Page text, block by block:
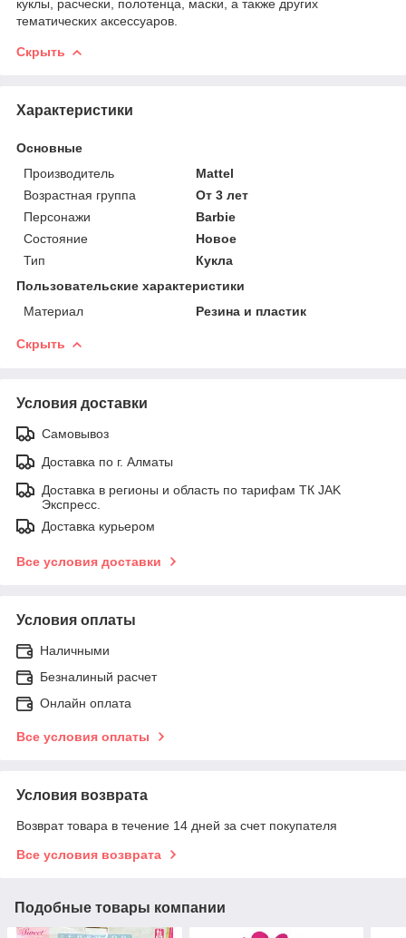
куклы, расчески, полотенца, маски, а также других
тематических аксессуаров.
Скрыть
Характеристики
Основные
Производитель
Mattel
Возрастная группа
От 3 лет
Персонажи
Barbie
Состояние
Новое
Тип
Кукла
Пользовательские характеристики
Материал
Резина и пластик
Скрыть
Условия доставки
Самовывоз
Доставка по г. Алматы
Доставка в регионы и область по тарифам ТК JAK
Экспресс.
Доставка курьером
Все условия доставки
Условия оплаты
Наличными
Безналиный расчет
Онлайн оплата
Все условия оплаты
Условия возврата
Возврат товара в течение 14 дней за счет покупателя
Все условия возврата
Подобные товары компании